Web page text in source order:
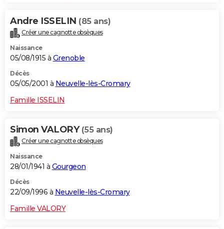
Andre ISSELIN (85 ans)
Créer une cagnotte obsèques
Naissance
05/08/1915 à Grenoble
Décès
05/05/2001 à Neuvelle-lès-Cromary
Famille ISSELIN
Simon VALORY (55 ans)
Créer une cagnotte obsèques
Naissance
28/01/1941 à Gourgeon
Décès
22/09/1996 à Neuvelle-lès-Cromary
Famille VALORY